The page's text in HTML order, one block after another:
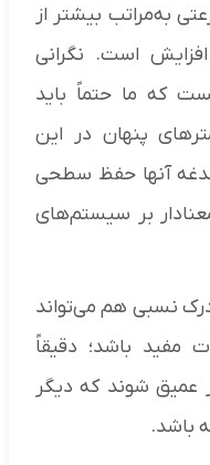
به‌مراتب بیشتر از
است. نگرانی
که ما حتماً باید
پنهان در این
آنها حفظ سطحی
بر سیستم‌های
نسبی هم می‌تواند
مفید باشد؛ دقیقاً
عمیق شوند که دیگر
باشد.